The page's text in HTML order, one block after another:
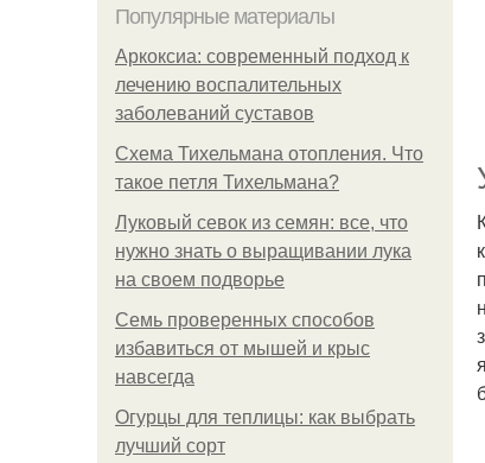
Популярные материалы
Аркоксиа: современный подход к
лечению воспалительных
заболеваний суставов
Схема Тихельмана отопления. Что
такое петля Тихельмана?
Луковый севок из семян: все, что
нужно знать о выращивании лука
на своем подворье
Семь проверенных способов
избавиться от мышей и крыс
навсегда
Огурцы для теплицы: как выбрать
лучший сорт